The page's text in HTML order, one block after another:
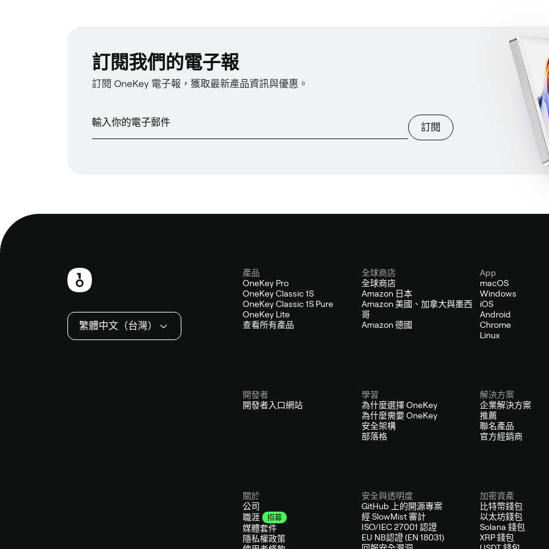
訂閱我們的電子報
訂閱 OneKey 電子報，獲取最新產品資訊與優惠。
訂閱
繁體中文（台灣）
產品
OneKey Pro
OneKey Classic 1S
OneKey Classic 1S Pure
OneKey Lite
查看所有產品
全球商店
全球商店
Amazon 日本
Amazon 美國、加拿大與墨西
哥
Amazon 德國
App
macOS
Windows
iOS
Android
Chrome
Linux
開發者
開發者入口網站
學習
為什麼選擇 OneKey
為什麼需要 OneKey
安全架構
部落格
解決方案
企業解決方案
推薦
聯名產品
官方經銷商
關於
公司
職涯
招募
媒體套件
隱私權政策
安全與透明度
GitHub 上的開源專案
經 SlowMist 審計
ISO/IEC 27001 認證
EU NB認證 (EN 18031)
加密資產
比特幣錢包
以太坊錢包
Solana 錢包
XRP 錢包